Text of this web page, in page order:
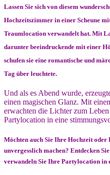
Lassen Sie sich von diesem
Hochzeitszimmer in einer Scheune
Traumlocation verwandelt hat. Mit
darunter beeindruckende mit einer
schufen sie eine romantische und
Tag über leuchtete.
Und als es Abend wurde,
einen magischen Glanz. Mit
erwachten die Lichter zum
Partylocation in eine
Möchten auch Sie Ihre Hochzeit
unvergesslich machen? Entdecken
verwandeln Sie Ihre Partylocation in